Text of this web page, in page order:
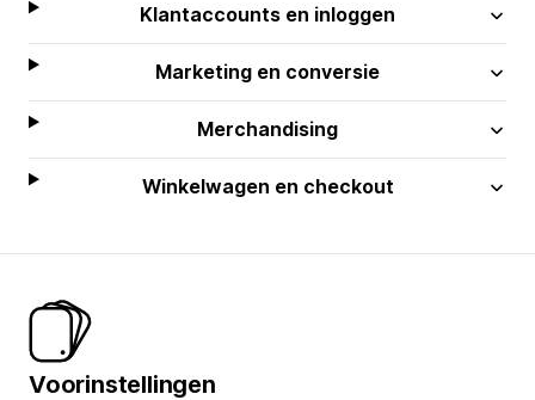
Klantaccounts en inloggen
Marketing en conversie
Merchandising
Winkelwagen en checkout
Voorinstellingen